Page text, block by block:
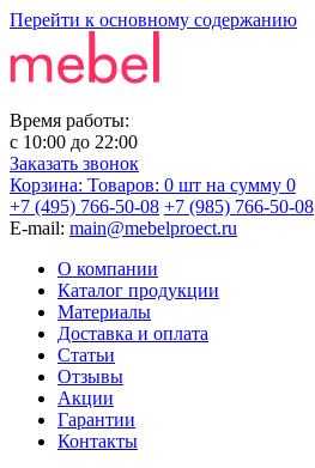
Перейти к основному содержанию
Время работы:
с 10:00 до 22:00
Заказать звонок
Корзина: Товаров: 0 шт на сумму 0
+7 (495) 766-50-08 +7 (985) 766-50-08
E-mail: main@mebelproect.ru
О компании
Каталог продукции
Материалы
Доставка и оплата
Статьи
Отзывы
Акции
Гарантии
Контакты